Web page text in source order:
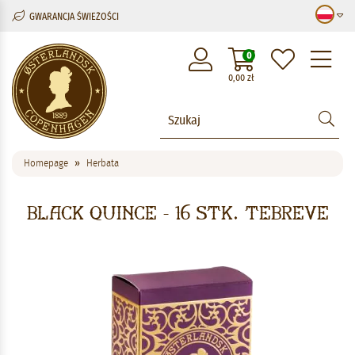
GWARANCJA ŚWIEŻOŚCI
0,00 zł
0
Homepage Herbata
Black Quince - 16 stk. tebreve